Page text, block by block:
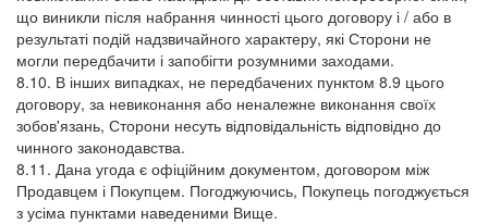
що виникли після набрання чинності цього договору і / або в
результаті подій надзвичайного характеру, які Сторони не
могли передбачити і запобігти розумними заходами.
8.10. В інших випадках, не передбачених пунктом 8.9 цього
договору, за невиконання або неналежне виконання своїх
зобов'язань, Сторони несуть відповідальність відповідно до
чинного законодавства.
8.11. Дана угода є офіційним документом, договором між
Продавцем і Покупцем. Погоджуючись, Покупець погоджується
з усіма пунктами наведеними Вище.